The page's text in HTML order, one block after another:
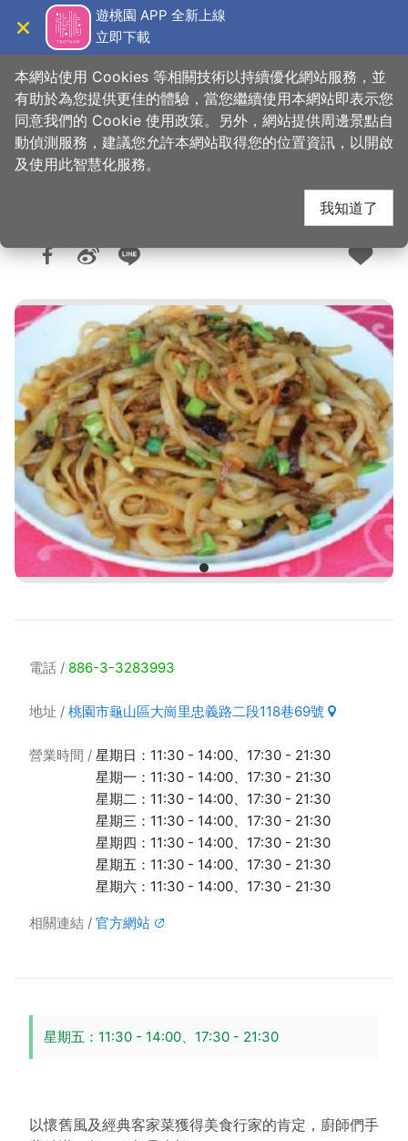
主
遊桃園 APP 全新上線
立即下載
首頁 > 想去的地方 > 美食、購物 > 美食快搜
稻鄉村客家莊
人氣：1.8萬
電話 886-3-3283993
地址 桃園市龜山區大崗里忠義路二段118巷69號
營業時間
星期日：11:30 - 14:00、17:30 - 21:30
星期一：11:30 - 14:00、17:30 - 21:30
星期二：11:30 - 14:00、17:30 - 21:30
星期三：11:30 - 14:00、17:30 - 21:30
星期四：11:30 - 14:00、17:30 - 21:30
星期五：11:30 - 14:00、17:30 - 21:30
星期六：11:30 - 14:00、17:30 - 21:30
相關連結 官方網站
星期五：11:30 - 14:00、17:30 - 21:30
以懷舊風及經典客家菜獲得美食行家的肯定，廚師們手
本網站使用 Cookies 等相關技術以持續優化網站服務，並
有助於為您提供更佳的體驗，當您繼續使用本網站即表示您
同意我們的 Cookie 使用政策。另外，網站提供周邊景點自
動偵測服務，建議您允許本網站取得您的位置資訊，以開啟
及使用此智慧化服務。
我知道了